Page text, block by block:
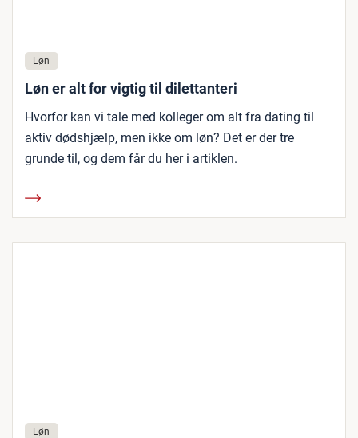
Løn
Løn er alt for vigtig til dilettanteri
Hvorfor kan vi tale med kolleger om alt fra dating til
aktiv dødshjælp, men ikke om løn? Det er der tre
grunde til, og dem får du her i artiklen.
Løn